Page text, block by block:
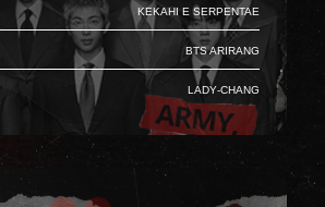
Kekahi e Serpentae
BTS Arirang
Lady-Chang